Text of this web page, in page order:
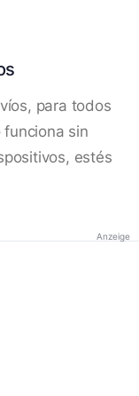
para todos
sin
estés
Anzeige